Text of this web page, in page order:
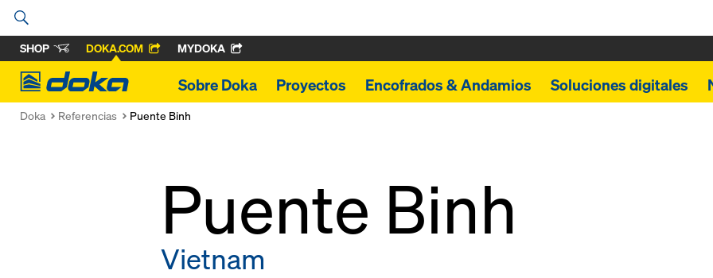
SHOP DOKA.COM MYDOKA
Doka
Sobre Doka Proyectos Encofrados & Andamios Soluciones digitales
Doka Referencias Puente Binh
Puente Binh
Vietnam